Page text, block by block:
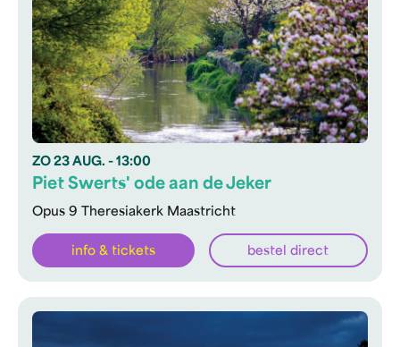
ZO 23 AUG. - 13:00
Opus 9 Theresiakerk Maastricht
Piet Swerts' ode aan de Jeker
info & tickets bestel direct